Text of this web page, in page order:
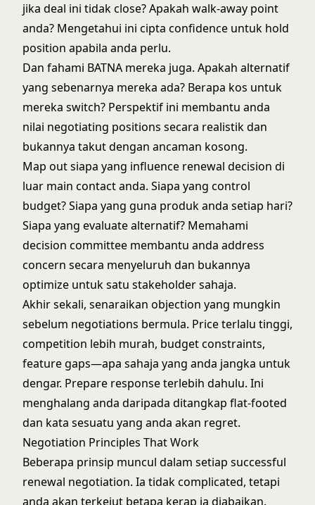
jika deal ini tidak close? Apakah walk-away point
anda? Mengetahui ini cipta confidence untuk hold
position apabila anda perlu.
Dan fahami BATNA mereka juga. Apakah alternatif
yang sebenarnya mereka ada? Berapa kos untuk
mereka switch? Perspektif ini membantu anda
nilai negotiating positions secara realistik dan
bukannya takut dengan ancaman kosong.
Map out siapa yang influence renewal decision di
luar main contact anda. Siapa yang control
budget? Siapa yang guna produk anda setiap hari?
Siapa yang evaluate alternatif? Memahami
decision committee membantu anda address
concern secara menyeluruh dan bukannya
optimize untuk satu stakeholder sahaja.
Akhir sekali, senaraikan objection yang mungkin
sebelum negotiations bermula. Price terlalu tinggi,
competition lebih murah, budget constraints,
feature gaps—apa sahaja yang anda jangka untuk
dengar. Prepare response terlebih dahulu. Ini
menghalang anda daripada ditangkap flat-footed
dan kata sesuatu yang anda akan regret.
Negotiation Principles That Work
Beberapa prinsip muncul dalam setiap successful
renewal negotiation. Ia tidak complicated, tetapi
anda akan terkejut betapa kerap ia diabaikan.